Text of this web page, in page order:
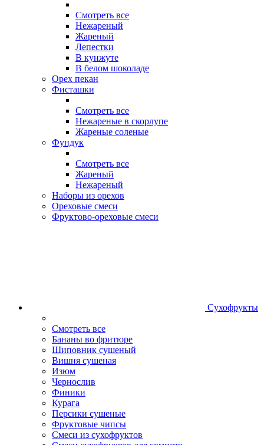
Смотреть все
Нежареный
Жареный
Лепестки
В кунжуте
В белом шоколаде
Орех пекан
Фисташки
Смотреть все
Нежареные в скорлупе
Жареные соленые
Фундук
Смотреть все
Жареный
Нежареный
Наборы из орехов
Ореховые смеси
Фруктово-ореховые смеси
Сухофрукты
Смотреть все
Бананы во фритюре
Шиповник сушеный
Вишня сушеная
Изюм
Чернослив
Финики
Курага
Персики сушеные
Фруктовые чипсы
Смеси из сухофруктов